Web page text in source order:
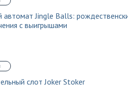
автомат Jingle Balls:
с выигрышами
слот Joker Stoker